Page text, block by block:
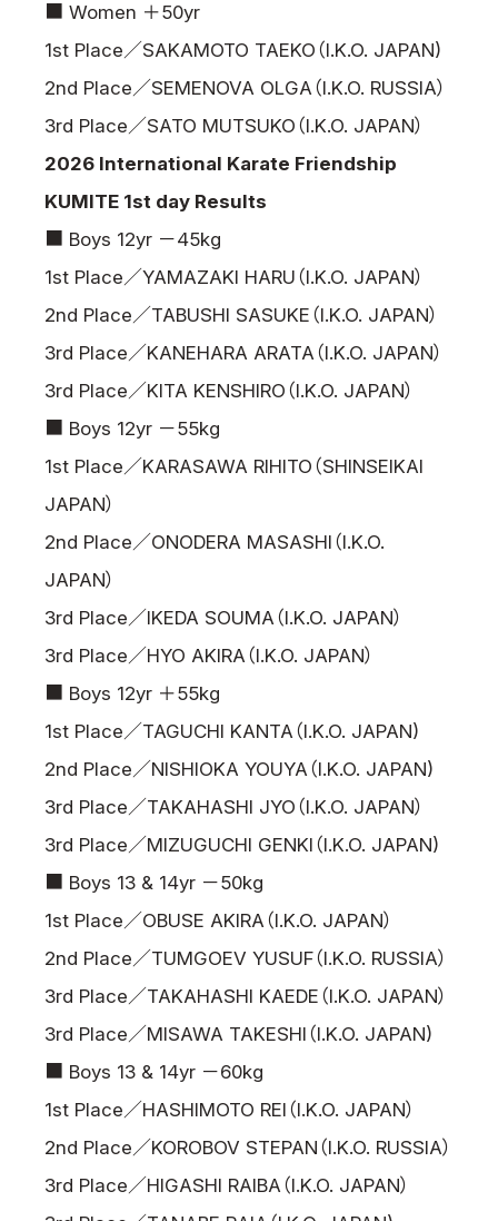
■ Women ＋50yr
1st Place／SAKAMOTO TAEKO（I.K.O. JAPAN)
2nd Place／SEMENOVA OLGA（I.K.O. RUSSIA）
3rd Place／SATO MUTSUKO（I.K.O. JAPAN）
2026 International Karate Friendship
KUMITE 1st day Results
■ Boys 12yr －45kg
1st Place／YAMAZAKI HARU（I.K.O. JAPAN）
2nd Place／TABUSHI SASUKE（I.K.O. JAPAN）
3rd Place／KANEHARA ARATA（I.K.O. JAPAN）
3rd Place／KITA KENSHIRO（I.K.O. JAPAN）
■ Boys 12yr －55kg
1st Place／KARASAWA RIHITO（SHINSEIKAI
JAPAN）
2nd Place／ONODERA MASASHI（I.K.O.
JAPAN）
3rd Place／IKEDA SOUMA（I.K.O. JAPAN）
3rd Place／HYO AKIRA（I.K.O. JAPAN）
■ Boys 12yr ＋55kg
1st Place／TAGUCHI KANTA（I.K.O. JAPAN)
2nd Place／NISHIOKA YOUYA（I.K.O. JAPAN)
3rd Place／TAKAHASHI JYO（I.K.O. JAPAN）
3rd Place／MIZUGUCHI GENKI（I.K.O. JAPAN)
■ Boys 13 & 14yr －50kg
1st Place／OBUSE AKIRA（I.K.O. JAPAN）
2nd Place／TUMGOEV YUSUF（I.K.O. RUSSIA）
3rd Place／TAKAHASHI KAEDE（I.K.O. JAPAN）
3rd Place／MISAWA TAKESHI（I.K.O. JAPAN)
■ Boys 13 & 14yr －60kg
1st Place／HASHIMOTO REI（I.K.O. JAPAN）
2nd Place／KOROBOV STEPAN（I.K.O. RUSSIA）
3rd Place／HIGASHI RAIBA（I.K.O. JAPAN）